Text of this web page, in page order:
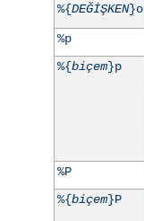
%{DEĞİŞKEN}o
%p
%{biçem}p
%P
%{biçem}P